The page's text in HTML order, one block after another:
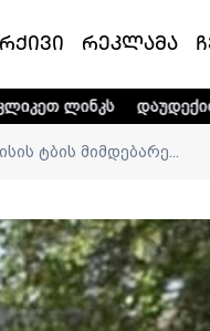
რეკლამა
მხარში ტელე-
ტბის მიმდებარე...